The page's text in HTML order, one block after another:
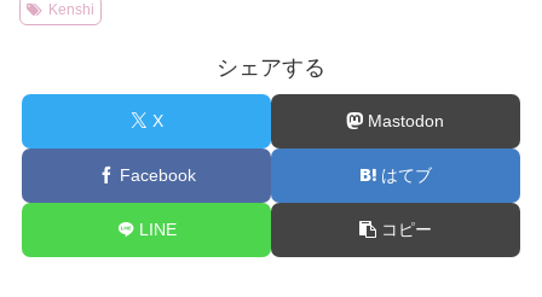
Kenshi
シェアする
X Mastodon
Facebook はてブ
LINE コピー